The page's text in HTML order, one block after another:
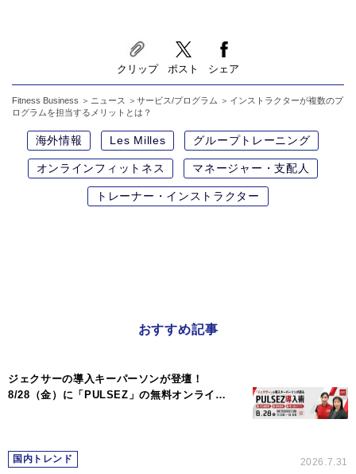
クリップ ポスト シェア
Fitness Business ニュース サービス/プログラム
インストラクターが複数のプ
ログラムを担当するメリットとは？
海外情報 Les Milles グループトレーニング
オンラインフィットネス マネージャー・支配人
トレーナー・インストラクター
おすすめ記事
ジェクサーの導入キーパーソンが登壇！
8/28（金）に「PULSEZ」の無料オンライ…
国内トレンド 2026.7.31